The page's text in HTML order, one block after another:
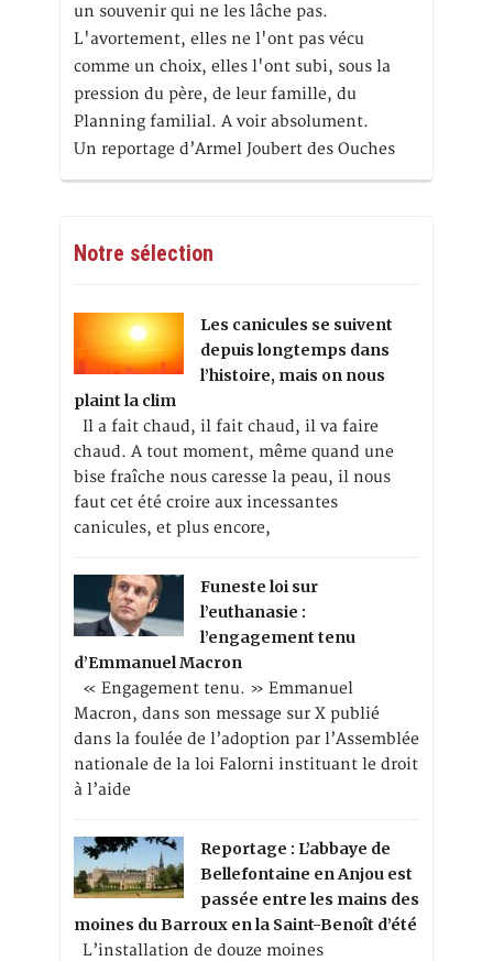
un souvenir qui ne les lâche pas.
L'avortement, elles ne l'ont pas vécu
comme un choix, elles l'ont subi, sous la
pression du père, de leur famille, du
Planning familial. A voir absolument.
Un reportage d’Armel Joubert des Ouches
Notre sélection
Les canicules se suivent
depuis longtemps dans
l’histoire, mais on nous
plaint la clim
Il a fait chaud, il fait chaud, il va faire
chaud. A tout moment, même quand une
bise fraîche nous caresse la peau, il nous
faut cet été croire aux incessantes
canicules, et plus encore,
Funeste loi sur
l’euthanasie :
l’engagement tenu
d’Emmanuel Macron
« Engagement tenu. » Emmanuel
Macron, dans son message sur X publié
dans la foulée de l’adoption par l’Assemblée
nationale de la loi Falorni instituant le droit
à l’aide
Reportage : L’abbaye de
Bellefontaine en Anjou est
passée entre les mains des
moines du Barroux en la Saint-Benoît d’été
L’installation de douze moines